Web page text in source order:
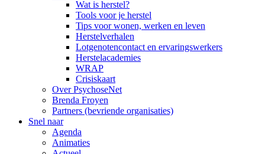
Wat is herstel?
Tools voor je herstel
Tips voor wonen, werken en leven
Herstelverhalen
Lotgenotencontact en ervaringswerkers
Herstelacademies
WRAP
Crisiskaart
Over PsychoseNet
Brenda Froyen
Partners (bevriende organisaties)
Snel naar
Agenda
Animaties